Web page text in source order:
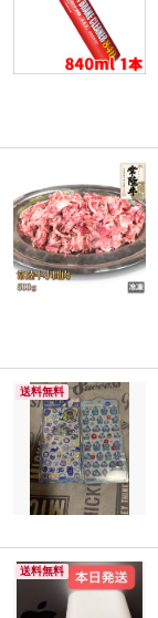
送料無料
送料無料